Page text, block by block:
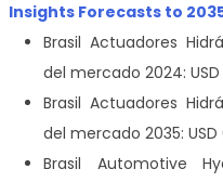
Insights Forecasts to
Brasil Actuadores
del mercado 2024: USD
Brasil Actuadores
del mercado 2035: USD
Brasil Automotive